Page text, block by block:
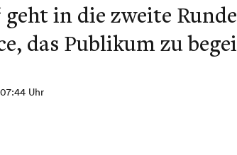
geht in die zweite
das Publikum zu
Uhr